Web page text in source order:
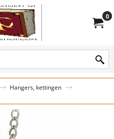
0
Hangers, kettingen